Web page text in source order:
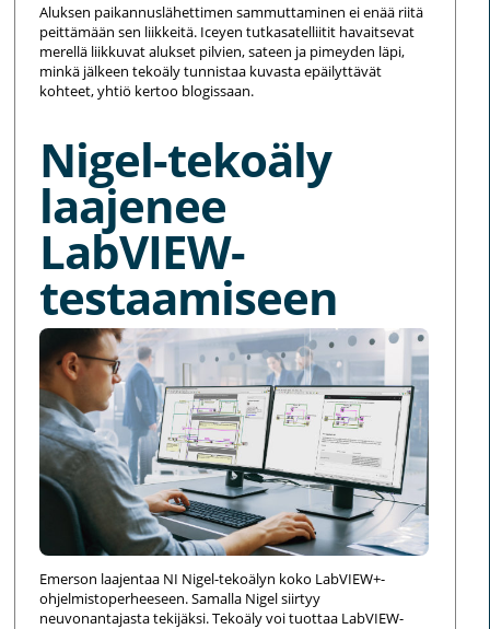
Aluksen paikannuslähettimen sammuttaminen ei enää riitä
peittämään sen liikkeitä. Iceyen tutkasatelliitit havaitsevat
merellä liikkuvat alukset pilvien, sateen ja pimeyden läpi,
minkä jälkeen tekoäly tunnistaa kuvasta epäilyttävät
kohteet, yhtiö kertoo blogissaan.
Nigel-tekoäly
laajenee
LabVIEW-
testaamiseen
Emerson laajentaa NI Nigel-tekoälyn koko LabVIEW+-
ohjelmistoperheeseen. Samalla Nigel siirtyy
neuvonantajasta tekijäksi. Tekoäly voi tuottaa LabVIEW-